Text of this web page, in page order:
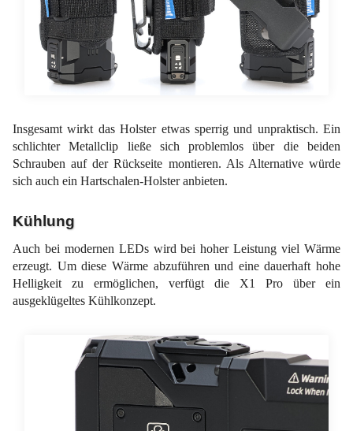
Insgesamt wirkt das Holster etwas sperrig und unpraktisch. Ein
schlichter Metallclip ließe sich problemlos über die beiden
Schrauben auf der Rückseite montieren. Als Alternative würde
sich auch ein Hartschalen-Holster anbieten.
Kühlung
Auch bei modernen LEDs wird bei hoher Leistung viel Wärme
erzeugt. Um diese Wärme abzuführen und eine dauerhaft hohe
Helligkeit zu ermöglichen, verfügt die X1 Pro über ein
ausgeklügeltes Kühlkonzept.